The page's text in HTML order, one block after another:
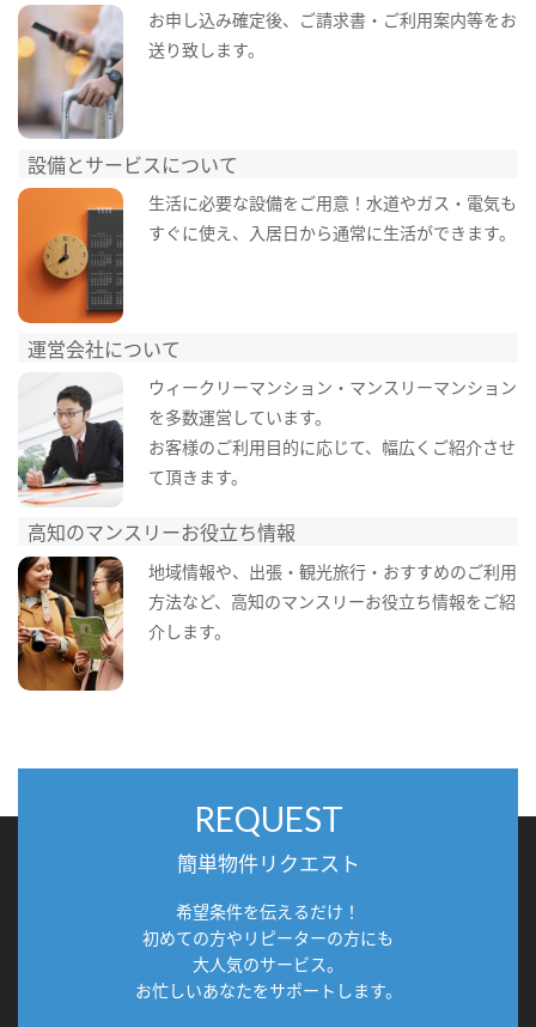
お申し込み確定後、ご請求書・ご利用案内等をお
送り致します。
設備とサービスについて
生活に必要な設備をご用意！水道やガス・電気も
すぐに使え、入居日から通常に生活ができます。
運営会社について
ウィークリーマンション・マンスリーマンション
を多数運営しています。
お客様のご利用目的に応じて、幅広くご紹介させ
て頂きます。
高知のマンスリーお役立ち情報
地域情報や、出張・観光旅行・おすすめのご利用
方法など、高知のマンスリーお役立ち情報をご紹
介します。
REQUEST
簡単物件リクエスト
希望条件を伝えるだけ！
初めての方やリピーターの方にも
大人気のサービス。
お忙しいあなたをサポートします。